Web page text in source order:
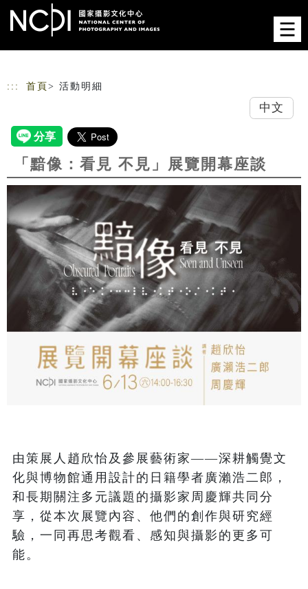
跳到主要內容
網站導覽
::: 首頁 > 活動明細
中文
「黯像：看見 不見」展覽開幕座談
由策展人趙欣怡及參展藝術家——深耕觸覺文
化與博物館通用設計的日籍學者廣瀨浩二郎，
和長期關注多元議題的攝影家周慶輝共同分
享，從本次展覽內容、他們的創作與研究經
驗，一同再思考觀看、感知與攝影的更多可
能。